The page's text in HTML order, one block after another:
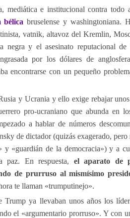
mediática e institucional contra todo
bélica bruselense y washingtoniana.
vatnik, altavoz del Kremlin,
negra y el asesinato reputacional de
por los dólares de
encontrarse con un pequeño
y Ucrania y ello exige rebajar
pro-ucraniano que abunda en
a hablar de números
de dictador (quizás exagerado,
«guardián de la democracia») y a
paz. En respuesta, el aparato de
de prurruso al mismísimo
te llaman «trumputinejo».
Trump ya llevaban unos años los
el «argumentario prorruso». Y con